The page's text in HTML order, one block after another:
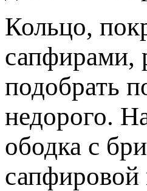
Кольцо,
сапфирами,
подобрать
недорого.
ободка с
сапфировой